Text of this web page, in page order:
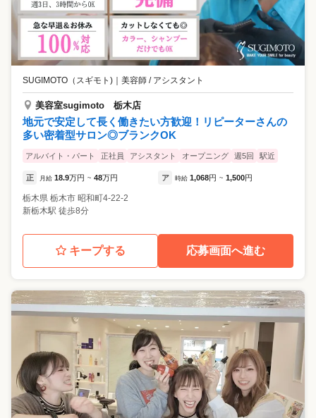
SUGIMOTO（スギモト) 美容師 / アシスタント
美容室sugimoto 栃木店
地元で安定して長く働きたい方歓迎！リピーターさんの
多い密着型サロン◎ブランクOK
アルバイト・パート 正社員 アシスタント オープニング 週5回 駅近
正 月給 18.9万円 ~ 48万円 ア 時給 1,068円 ~ 1,500円
栃木県 栃木市 昭和町4-22-2
新栃木駅 徒歩8分
キープする 応募画面へ進む